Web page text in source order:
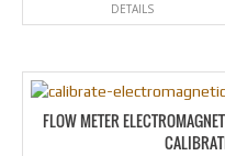
DETAILS
FLOW METER